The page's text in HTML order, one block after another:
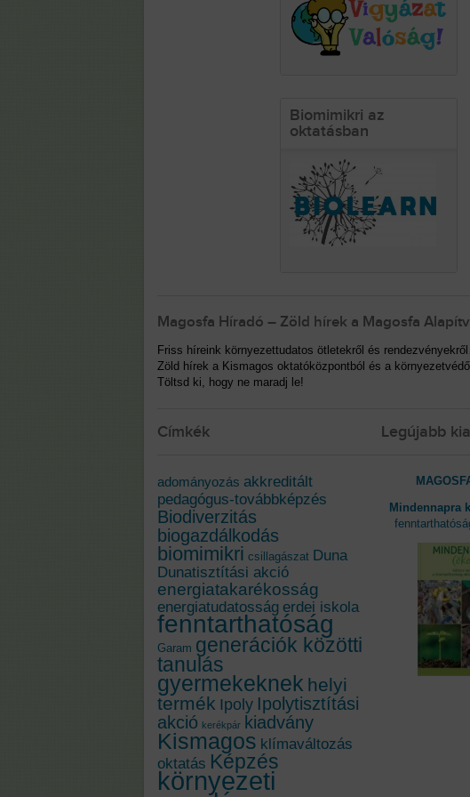
Biomimikri az
oktatásban
Magosfa Híradó – Zöld hírek a Magosfa
Friss híreink környezettudatos ötletekről és
Zöld hírek a Kismagos oktatóközpontból és a
Töltsd ki, hogy ne maradj le!
Címkék
adományozás akkreditált
pedagógus-továbbképzés
Biodiverzitás
biogazdálkodás
biomimikri csillagászat Duna
Dunatisztítási akció
energiatakarékosság
energiatudatosság erdei iskola
fenntarthatóság
Garam generációk közötti
tanulás
gyermekeknek helyi
termék Ipoly Ipolytisztítási
akció kerékpár kiadvány
Kismagos klímaváltozás
oktatás Képzés
környezeti
Legújabb
Mindennapra